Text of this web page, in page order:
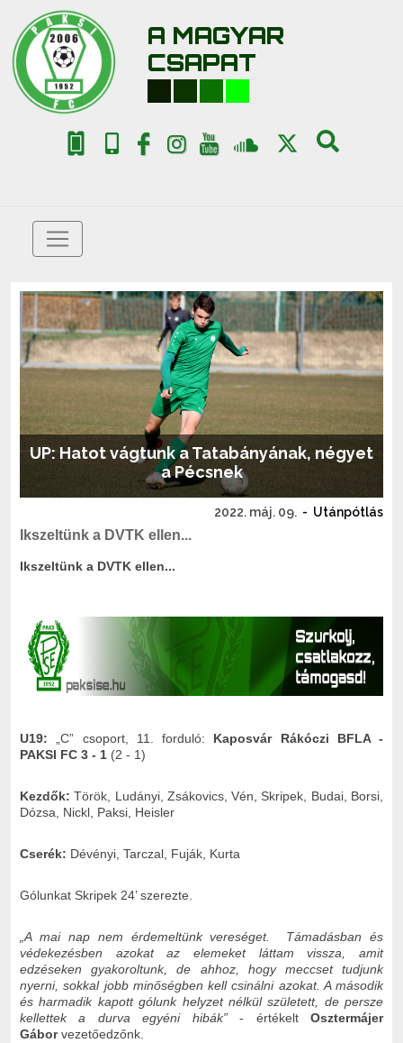
A MAGYAR
CSAPAT
UP: Hatot vágtunk a Tatabányának, négyet
a Pécsnek
2022. máj. 09. - Utánpótlás
Ikszeltünk a DVTK ellen...
Ikszeltünk a DVTK ellen...
U19: „C” csoport, 11. forduló: Kaposvár Rákóczi BFLA -
PAKSI FC 3 - 1 (2 - 1)
Kezdők: Török, Ludányi, Zsákovics, Vén, Skripek, Budai, Borsi,
Dózsa, Nickl, Paksi, Heisler
Cserék: Dévényi, Tarczal, Fuják, Kurta
Gólunkat Skripek 24’ szerezte.
„A mai nap nem érdemeltünk vereséget. Támadásban és
védekezésben azokat az elemeket láttam vissza, amit
edzéseken gyakoroltunk, de ahhoz, hogy meccset tudjunk
nyerni, sokkal jobb minőségben kell csinálni azokat. A második
és harmadik kapott gólunk helyzet nélkül született, de persze
kellettek a durva egyéni hibák”
- értékeltOsztermájer
Gáborvezetőedzőnk.